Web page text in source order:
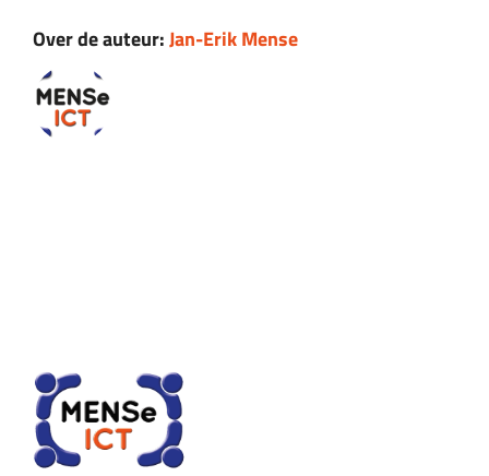
Over de auteur:Jan-Erik Mense